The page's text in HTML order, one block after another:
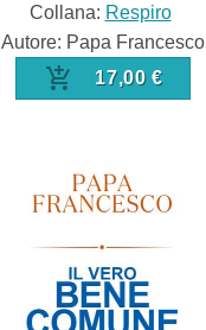
Collana: Respiro
Autore: Papa Francesco
17,00 €